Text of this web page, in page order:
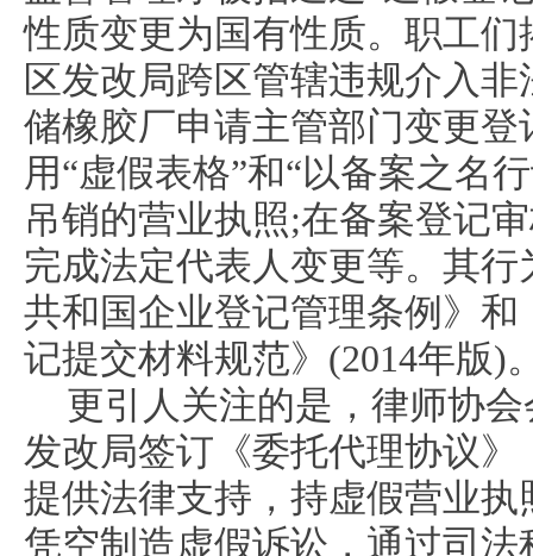
性质变更为国有性质。职工
区发改局跨区管辖违规介入
储橡胶厂申请主管部门变更
用“虚假表格”和“以备案之名
吊销的营业执照;在备案登记
完成法定代表人变更等。其
共和国企业登记管理条例》
记提交材料规范》(2014年版)
更引人关注的是，律师协
发改局签订《委托代理协议
提供法律支持，持虚假营业
凭空制造虚假诉讼，通过司